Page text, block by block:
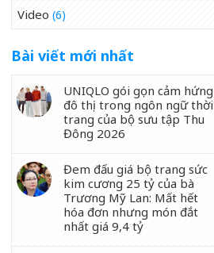
Video (6)
Bài viết mới nhất
UNIQLO gói gọn cảm hứng
đô thị trong ngôn ngữ thời
trang của bộ sưu tập Thu
Đông 2026
Đem đấu giá bộ trang sức
kim cương 25 tỷ của bà
Trương Mỹ Lan: Mất hết
hóa đơn nhưng món đắt
nhất giá 9,4 tỷ